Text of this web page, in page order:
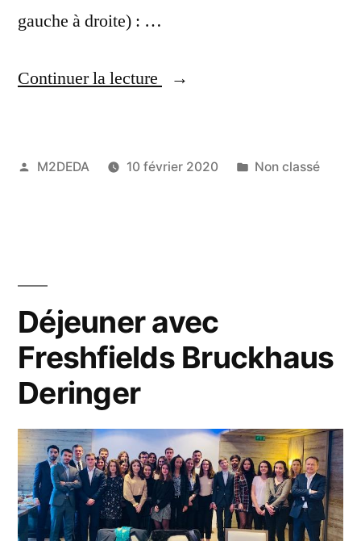
gauche à droite) : …
Continuer la lecture
M2DEDA 10 février 2020 Non classé
Déjeuner avec
Freshfields Bruckhaus
Deringer